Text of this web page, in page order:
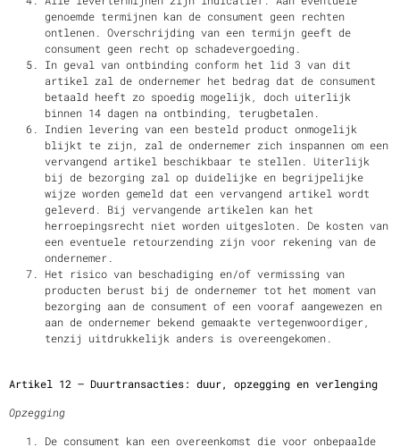
genoemde termijnen kan de consument geen rechten
ontlenen. Overschrijding van een termijn geeft de
consument geen recht op schadevergoeding.
In geval van ontbinding conform het lid 3 van dit
artikel zal de ondernemer het bedrag dat de consument
betaald heeft zo spoedig mogelijk, doch uiterlijk
binnen 14 dagen na ontbinding, terugbetalen.
Indien levering van een besteld product onmogelijk
blijkt te zijn, zal de ondernemer zich inspannen om een
vervangend artikel beschikbaar te stellen. Uiterlijk
bij de bezorging zal op duidelijke en begrijpelijke
wijze worden gemeld dat een vervangend artikel wordt
geleverd. Bij vervangende artikelen kan het
herroepingsrecht niet worden uitgesloten. De kosten van
een eventuele retourzending zijn voor rekening van de
ondernemer.
Het risico van beschadiging en/of vermissing van
producten berust bij de ondernemer tot het moment van
bezorging aan de consument of een vooraf aangewezen en
aan de ondernemer bekend gemaakte vertegenwoordiger,
tenzij uitdrukkelijk anders is overeengekomen.
Artikel 12 – Duurtransacties: duur, opzegging en verlenging
Opzegging
De consument kan een overeenkomst die voor onbepaalde